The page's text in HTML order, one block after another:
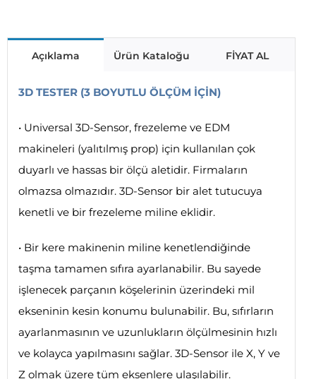
Açıklama Ürün Kataloğu FİYAT AL
3D TESTER (3 BOYUTLU ÖLÇÜM İÇİN)
• Universal 3D-Sensor, frezeleme ve EDM
makineleri (yalıtılmış prop) için kullanılan çok
duyarlı ve hassas bir ölçü aletidir. Firmaların
olmazsa olmazıdır. 3D-Sensor bir alet tutucuya
kenetli ve bir frezeleme miline eklidir.
• Bir kere makinenin miline kenetlendiğinde
taşma tamamen sıfıra ayarlanabilir. Bu sayede
işlenecek parçanın köşelerinin üzerindeki mil
ekseninin kesin konumu bulunabilir. Bu, sıfırların
ayarlanmasının ve uzunlukların ölçülmesinin hızlı
ve kolayca yapılmasını sağlar. 3D-Sensor ile X, Y ve
Z olmak üzere tüm eksenlere ulaşılabilir.